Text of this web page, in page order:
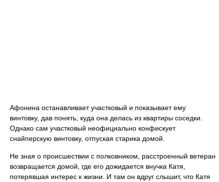
Афонина останавливает участковый и показывает ему
винтовку, дав понять, куда она делась из квартиры соседки.
Однако сам участковый неофициально конфискует
снайперскую винтовку, отпуская старика домой.
Не зная о происшествии с полковником, расстроенный ветеран
возвращается домой, где его дожидается внучка Катя,
потерявшая интерес к жизни. И там он вдруг слышит, что Катя